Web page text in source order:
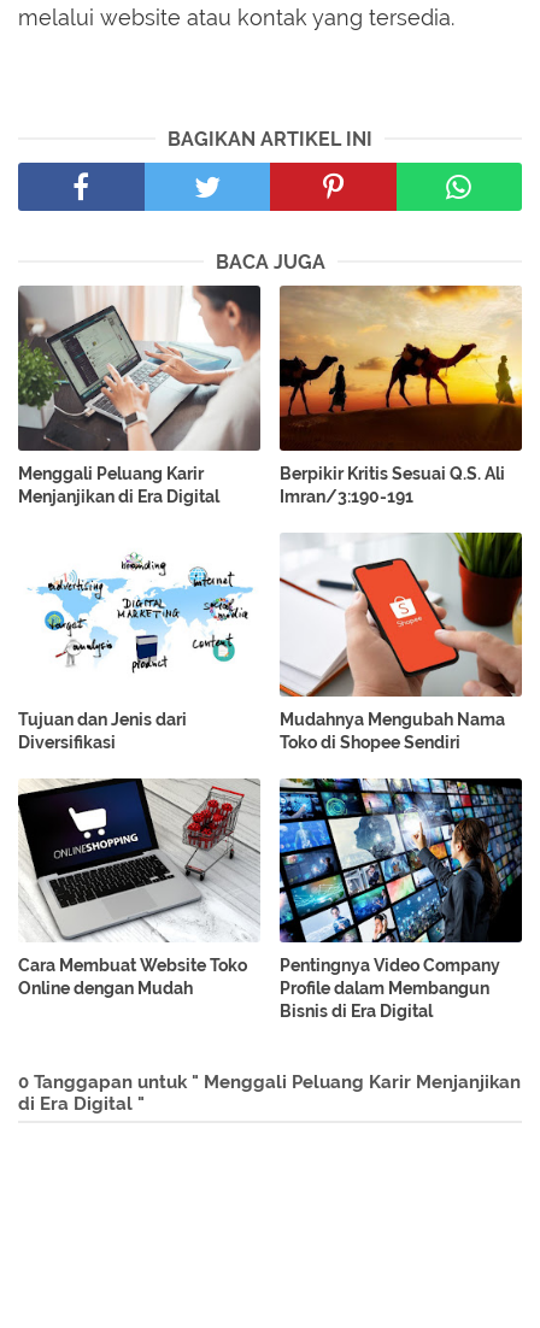
melalui website atau kontak yang tersedia.
BAGIKAN ARTIKEL INI
BACA JUGA
Menggali Peluang Karir
Menjanjikan di Era Digital
Berpikir Kritis Sesuai Q.S. Ali
Imran/3:190-191
Tujuan dan Jenis dari
Diversifikasi
Mudahnya Mengubah Nama
Toko di Shopee Sendiri
Cara Membuat Website Toko
Online dengan Mudah
Pentingnya Video Company
Profile dalam Membangun
Bisnis di Era Digital
0 Tanggapan untuk " Menggali Peluang Karir Menjanjikan
di Era Digital "